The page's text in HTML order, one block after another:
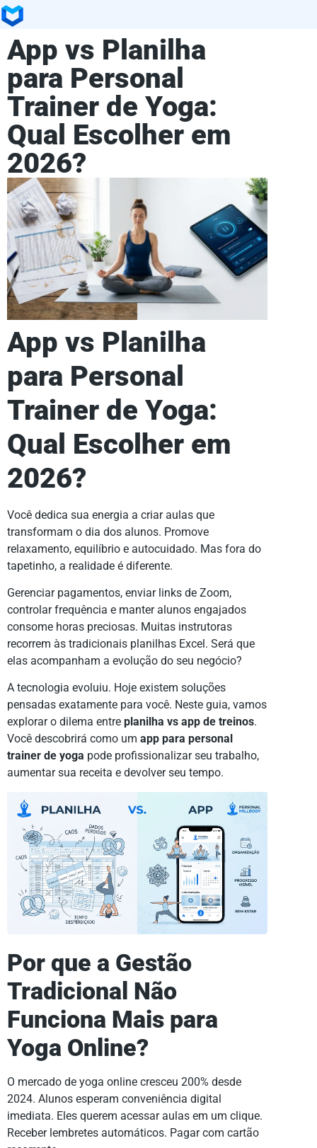
App vs Planilha
para Personal
Trainer de Yoga:
Qual Escolher em
2026?
App vs Planilha
para Personal
Trainer de Yoga:
Qual Escolher em
2026?
Você dedica sua energia a criar aulas que
transformam o dia dos alunos. Promove
relaxamento, equilíbrio e autocuidado. Mas fora do
tapetinho, a realidade é diferente.
Gerenciar pagamentos, enviar links de Zoom,
controlar frequência e manter alunos engajados
consome horas preciosas. Muitas instrutoras
recorrem às tradicionais planilhas Excel. Será que
elas acompanham a evolução do seu negócio?
A tecnologia evoluiu. Hoje existem soluções
pensadas exatamente para você. Neste guia, vamos
explorar o dilema entre planilha vs app de treinos.
Você descobrirá como um app para personal
trainer de yoga pode profissionalizar seu trabalho,
aumentar sua receita e devolver seu tempo.
Por que a Gestão
Tradicional Não
Funciona Mais para
Yoga Online?
O mercado de yoga online cresceu 200% desde
2024. Alunos esperam conveniência digital
imediata. Eles querem acessar aulas em um clique.
Receber lembretes automáticos. Pagar com cartão